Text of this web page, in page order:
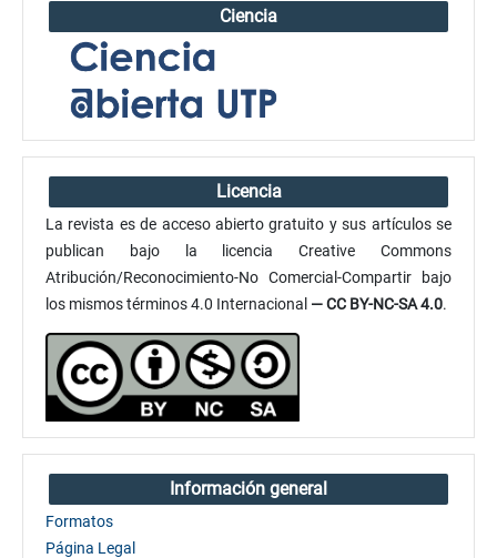
Ciencia
Licencia
La revista es de acceso abierto gratuito y sus artículos se
publican bajo la licencia Creative Commons
Atribución/Reconocimiento-No Comercial-Compartir bajo
los mismos términos 4.0 Internacional — CC BY-NC-SA 4.0.
Información general
Formatos
Página Legal